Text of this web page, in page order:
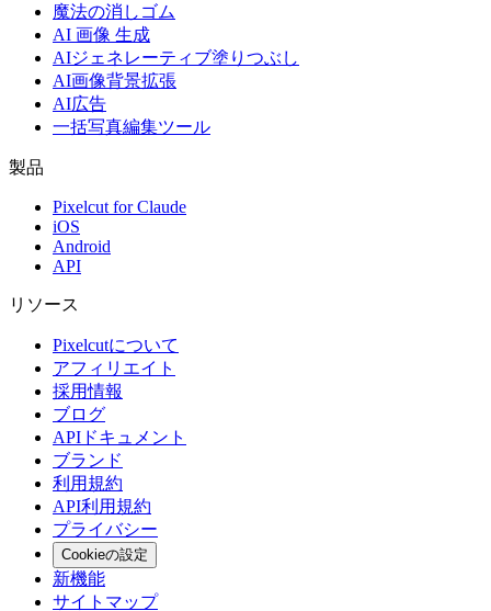
魔法の消しゴム
AI 画像 生成
AIジェネレーティブ塗りつぶし
AI画像背景拡張
AI広告
一括写真編集ツール
製品
Pixelcut for Claude
iOS
Android
API
リソース
Pixelcutについて
アフィリエイト
採用情報
ブログ
APIドキュメント
ブランド
利用規約
API利用規約
プライバシー
Cookieの設定
新機能
サイトマップ